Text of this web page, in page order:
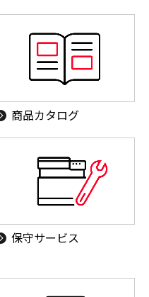
商品カタログ
保守サービス